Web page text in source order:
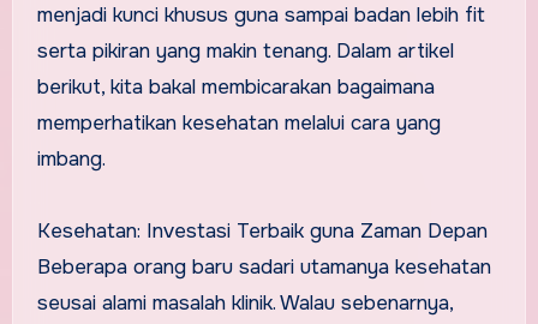
menjadi kunci khusus guna sampai badan lebih fit
serta pikiran yang makin tenang. Dalam artikel
berikut, kita bakal membicarakan bagaimana
memperhatikan kesehatan melalui cara yang
imbang.
Kesehatan: Investasi Terbaik guna Zaman Depan
Beberapa orang baru sadari utamanya kesehatan
seusai alami masalah klinik. Walau sebenarnya,